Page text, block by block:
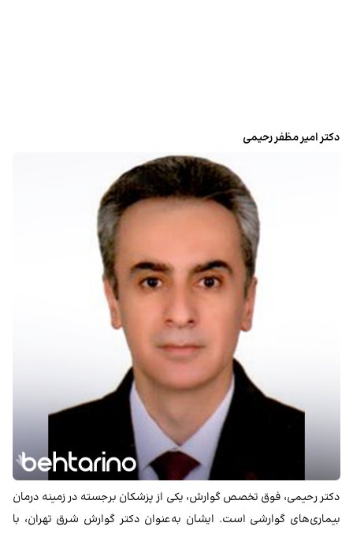
دکتر امیر مظفر رحیمی
دکتر رحیمی، فوق تخصص گوارش، یکی از پزشکان برجسته در زمینه درمان
بیماری‌های گوارشی است. ایشان به‌عنوان دکتر گوارش شرق تهران، با